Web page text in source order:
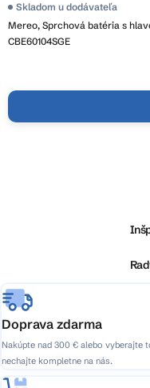
Mereo, Sprchová batéria s
CBE60104SGE
Skladom u dodávateľa
e
Doprava zdarma
Nakúpte nad 300 € alebo vyberajte
nechajte kompletne na nás.